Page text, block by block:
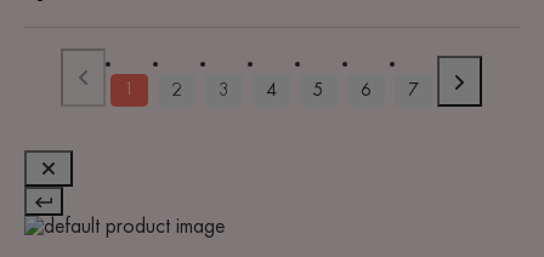
2 3 4 5 6 7